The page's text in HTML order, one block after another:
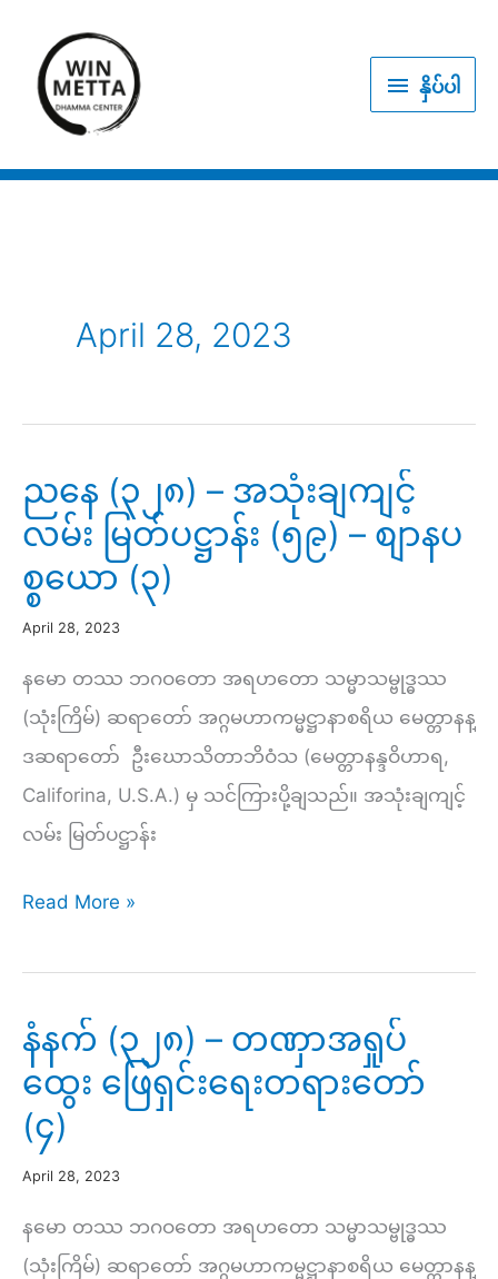
content
နှိပ် နှိပ်ပါ
April 28, 2023
ညနေ (၃၂၈) – အသုံးချကျင့်
လမ်း မြတ်ပဋ္ဌာန်း (၅၉) – စျာနပ
စ္စယော (၃)
April 28, 2023
နမော တဿ ဘဂဝတော အရဟတော သမ္မာသမ္ဗုဒ္ဓဿ
(သုံးကြိမ်) ဆရာတော် အဂ္ဂမဟာကမ္မဋ္ဌာနာစရိယ မေတ္တာနန္
ဒဆရာတော် ဦးဃောသိတာဘိဝံသ (မေတ္တာနန္ဒဝိဟာရ,
Califorina, U.S.A.) မှ သင်ကြားပို့ချသည်။ အသုံးချကျင့်
လမ်း မြတ်ပဋ္ဌာန်း
ညနေ
–
အသုံးချ
ကျင့်
လမ်း
မြတ်
ပ
Read More »
နံနက် (၃၂၈) – တဏှာအရှုပ်
ထွေး ဖြေရှင်းရေးတရားတော်
(၄)
April 28, 2023
နမော တဿ ဘဂဝတော အရဟတော သမ္မာသမ္ဗုဒ္ဓဿ
(သုံးကြိမ်) ဆရာတော် အဂ္ဂမဟာကမ္မဋ္ဌာနာစရိယ မေတ္တာနန္